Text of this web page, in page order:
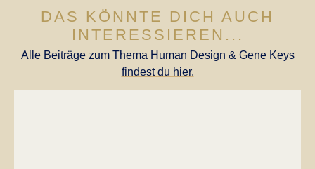
DAS KÖNNTE DICH AUCH
INTERESSIEREN...
Alle Beiträge zum Thema Human Design & Gene Keys
findest du hier.